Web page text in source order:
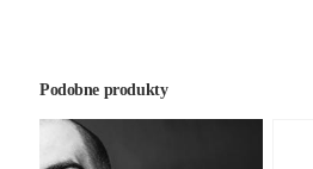
Podobne produkty